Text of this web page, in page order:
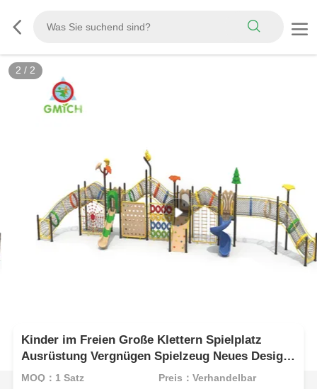
2 / 2
Kinder im Freien Große Klettern Spielplatz
Ausrüstung Vergnügen Spielzeug Neues Design-
Rutschen-Set für den Vergnügungspark
MOQ：1 Satz Preis：Verhandelbar